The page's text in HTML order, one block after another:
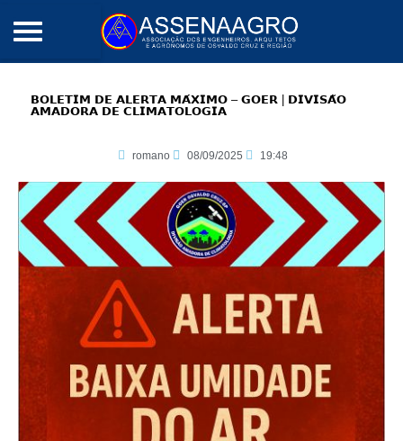
𝗕𝗢𝗟𝗘𝗧𝗜𝗠 𝗗𝗘 𝗔𝗟𝗘𝗥𝗧𝗔 𝗠𝗔́𝗫𝗜𝗠𝗢 – 𝗚𝗢𝗘𝗥 | 𝗗𝗜𝗩𝗜𝗦𝗔̃𝗢
𝗔𝗠𝗔𝗗𝗢𝗥𝗔 𝗗𝗘 𝗖𝗟𝗜𝗠𝗔𝗧𝗢𝗟𝗢𝗚𝗜𝗔
romano 08/09/2025 19:48